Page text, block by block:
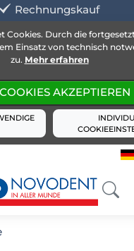
Rechnungskauf
Cookies. Durch die
Einsatz von technisch
zu. Mehr erfahren
AKZEPTIEREN